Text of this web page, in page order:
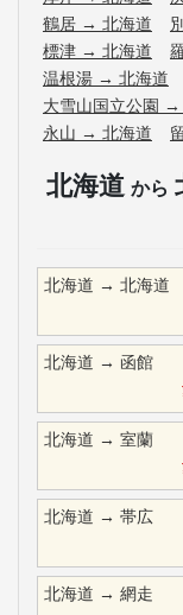
鶴居 → 北海道
標津 → 北海道
温根湯 → 北海道
大雪山国立公園 →
永山 → 北海道
北海道 から
北海道 → 北海道
北海道 → 函館
北海道 → 室蘭
北海道 → 帯広
北海道 → 網走